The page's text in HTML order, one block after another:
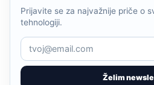
Želim
Prijavite se za najvažnije priče o
tehnologiji.